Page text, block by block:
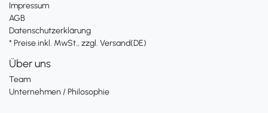
Impressum
AGB
Datenschutzerklärung
* Preise inkl. MwSt., zzgl. Versand(DE)
Über uns
Team
Unternehmen / Philosophie